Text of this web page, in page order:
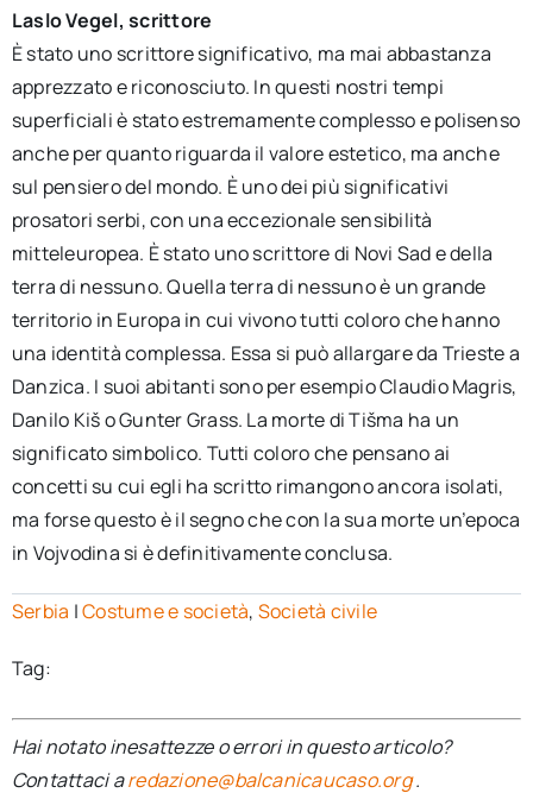
Laslo Vegel, scrittore
È stato uno scrittore significativo, ma mai abbastanza
apprezzato e riconosciuto. In questi nostri tempi
superficiali è stato estremamente complesso e polisenso
anche per quanto riguarda il valore estetico, ma anche
sul pensiero del mondo. È uno dei più significativi
prosatori serbi, con una eccezionale sensibilità
mitteleuropea. È stato uno scrittore di Novi Sad e della
terra di nessuno. Quella terra di nessuno è un grande
territorio in Europa in cui vivono tutti coloro che hanno
una identità complessa. Essa si può allargare da Trieste a
Danzica. I suoi abitanti sono per esempio Claudio Magris,
Danilo Kiš o Gunter Grass. La morte di Tišma ha un
significato simbolico. Tutti coloro che pensano ai
concetti su cui egli ha scritto rimangono ancora isolati,
ma forse questo è il segno che con la sua morte un’epoca
in Vojvodina si è definitivamente conclusa.
Serbia |Costume e società, Società civile
Tag:
Hai notato inesattezze o errori in questo articolo?
Contattaci aredazione@balcanicaucaso.org.